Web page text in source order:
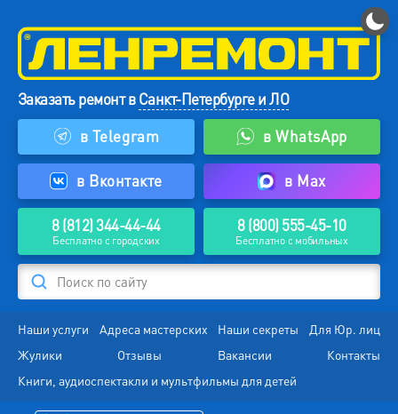
Заказать ремонт вСанкт-Петербурге и ЛО
в Telegram
в WhatsApp
в Вконтакте в Max
8 (812) 344-44-44
Бесплатно с городских
8 (800) 555-45-10
Бесплатно с мобильных
Поиск по сайту
Наши услуги Адреса мастерских Наши секреты
Для Юр. лиц
Жулики
Отзывы Вакансии
Контакты
Книги, аудиоспектакли и мультфильмы для детей